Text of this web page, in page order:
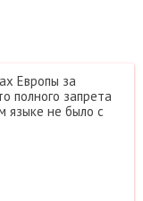
Европы за
полного запрета
языке не было с